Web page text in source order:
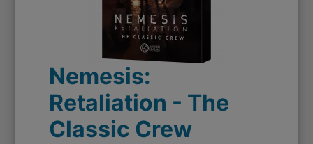
Nemesis:
Retaliation - The
Classic Crew